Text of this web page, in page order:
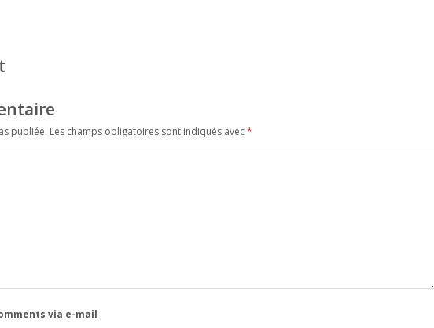
publiée. Les champs obligatoires sont indiqués avec*
via e-mail